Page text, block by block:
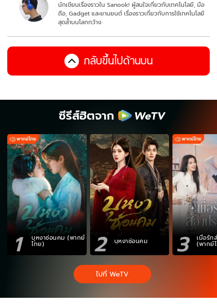
นักเขียนเรื่องราวใน Sanook! ผู้สนใจเกี่ยวกับเทคโนโลยี, มือ
ถือ, Gadget และยานยนต์ เรื่องราวเกี่ยวกับการใช้เทคโนโลยี
สุดล้ำบนโลกกว้าง
กลับขึ้นไปด้านบน
ซีรีส์ฮิตจาก
1 บุหงาซ่อนคม (พากย์
ไทย) 2 บุหงาซ่อนคม 3 เมื่อรัก
(พากย์
ไปที่ WeTV